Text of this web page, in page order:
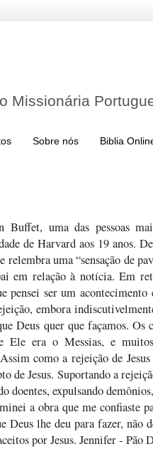
Missionária
Sobre nós Biblia
Buffet, uma das pessoas
de Harvard aos 19 anos.
relembra uma “sensação de
em relação à notícia. Em
ser um acontecimento
embora
Deus quer que façamos. Os
Ele era o Messias, e
como a rejeição de
Jesus. Suportando a
doentes, expulsando
a obra que me
Deus lhe deu para fazer, não
por Jesus. Jennifer - Pão